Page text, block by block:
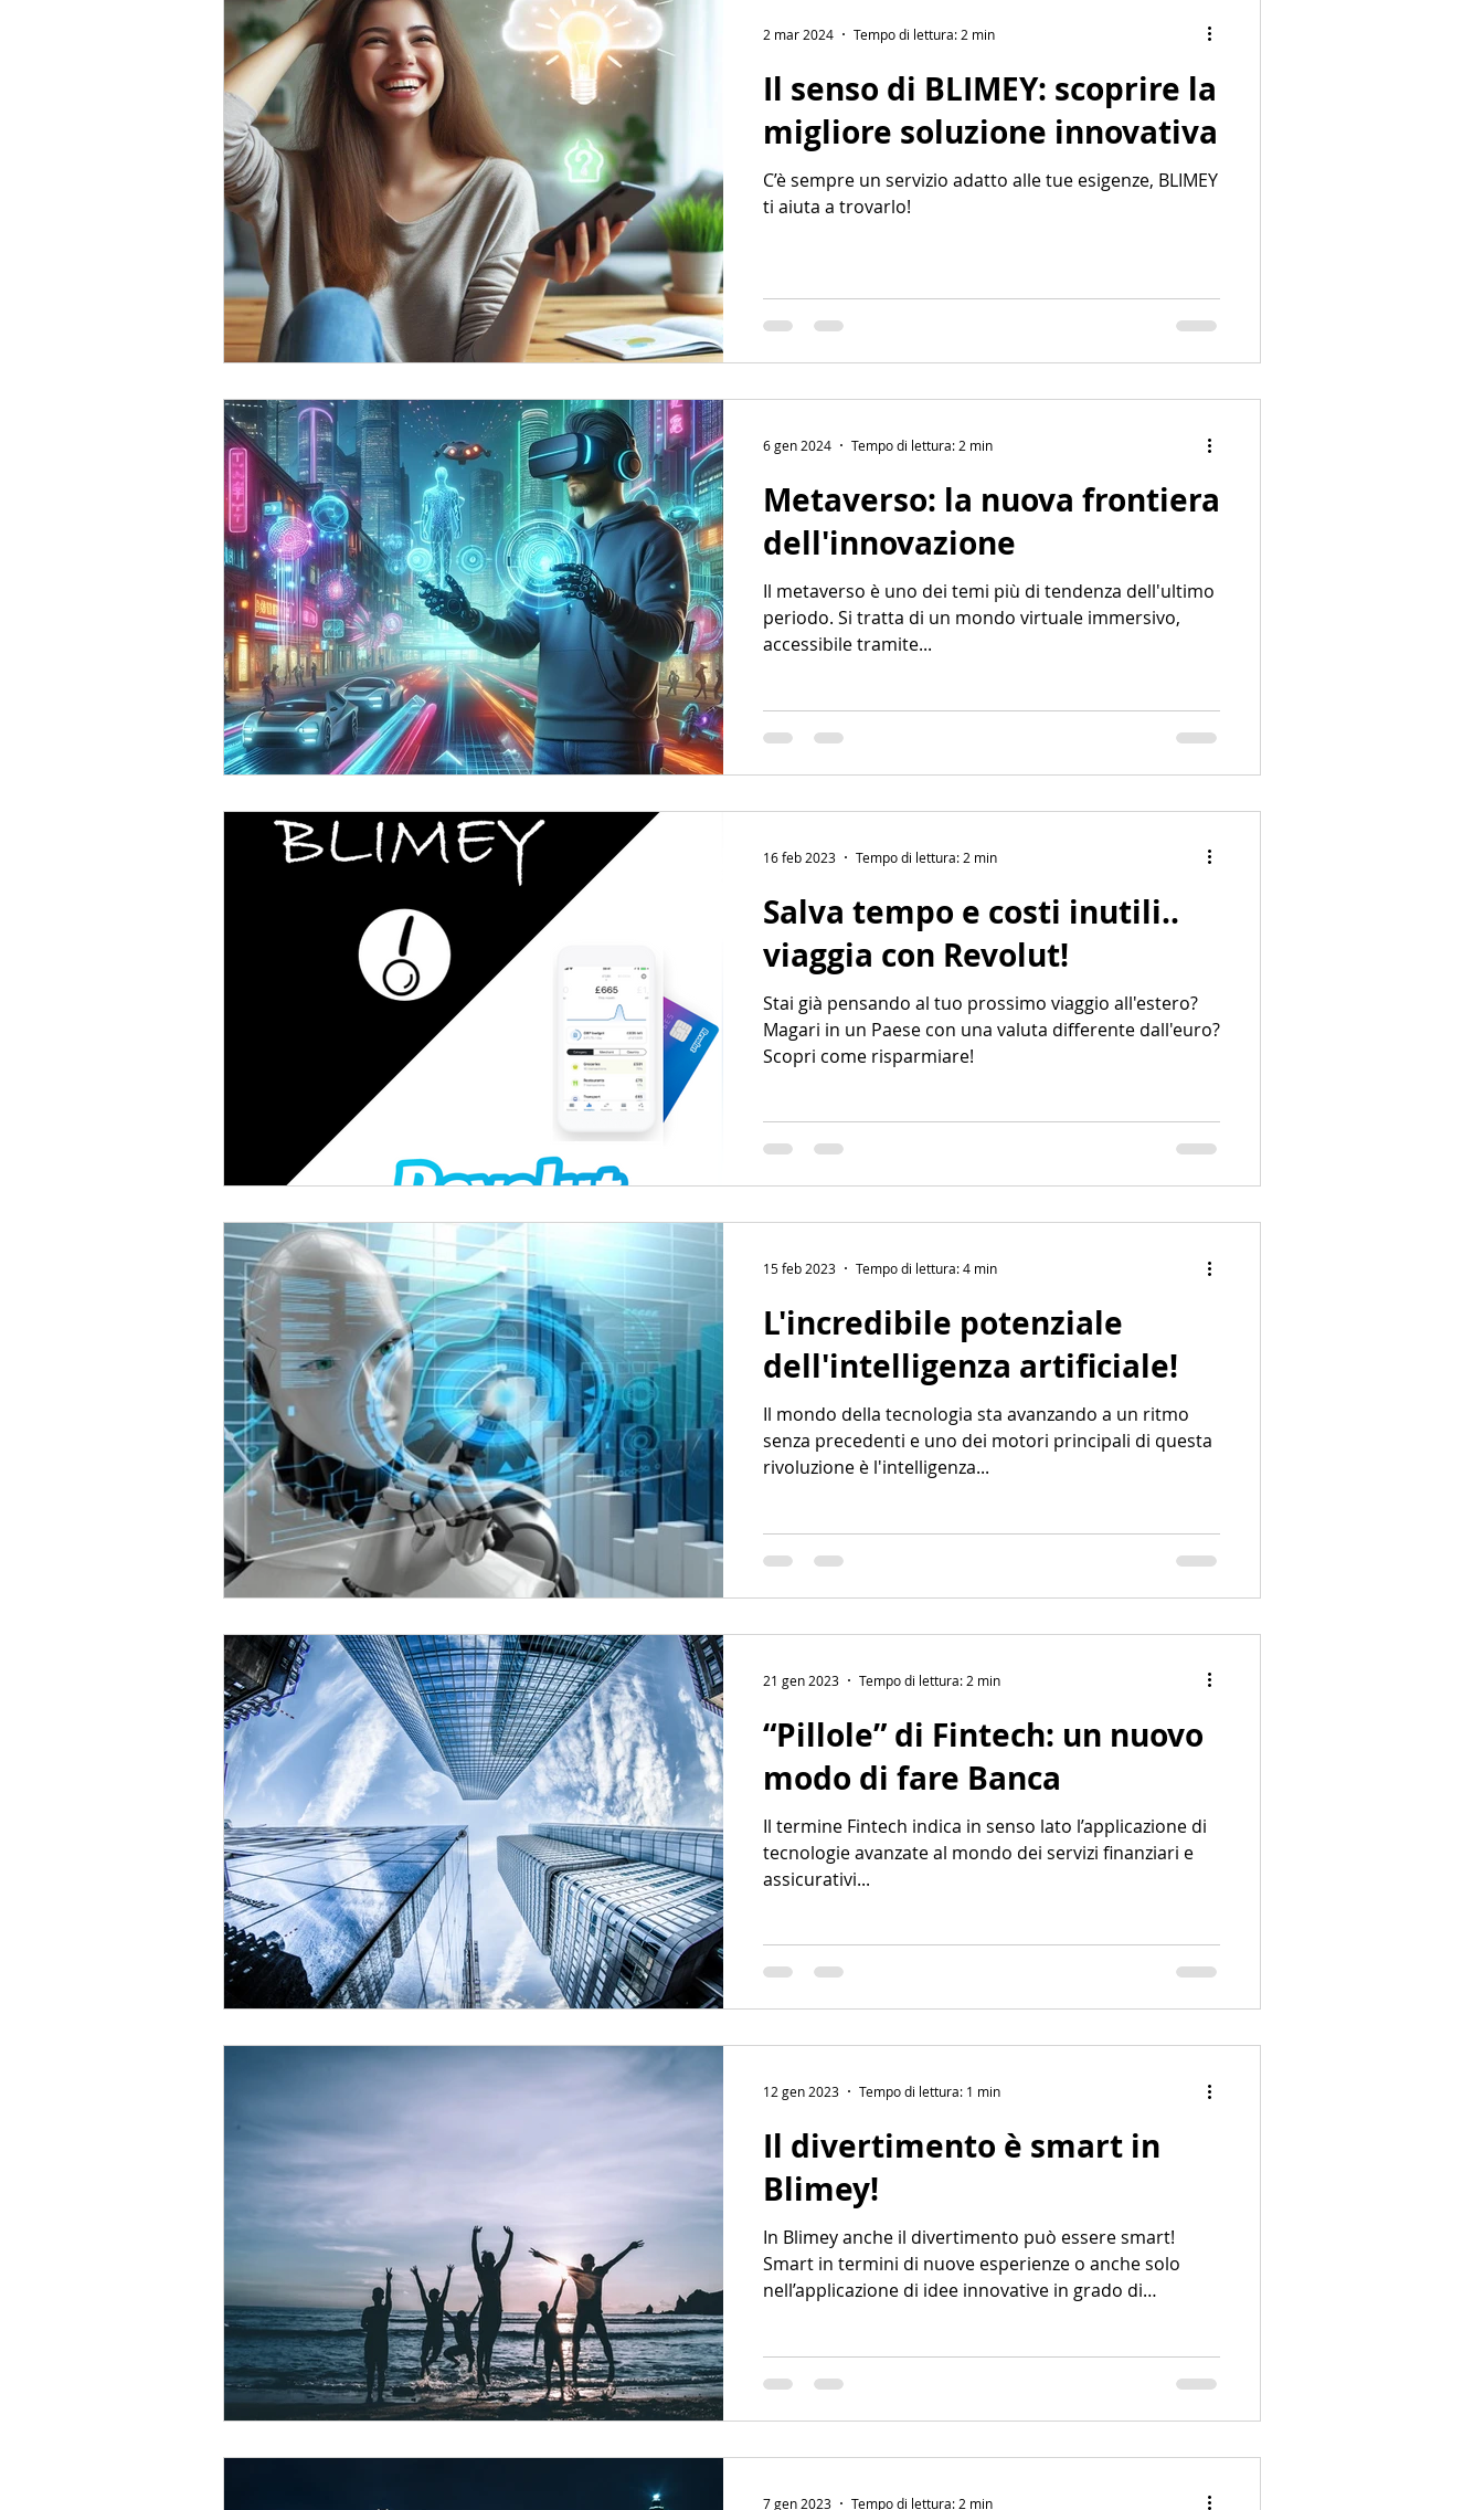
Il senso di BLIMEY: scoprire la
migliore soluzione innovativa
C’è sempre un servizio adatto alle tue esigenze, BLIMEY
ti aiuta a trovarlo!
2 mar 2024 Tempo di lettura: 2 min
Metaverso: la nuova frontiera
dell'innovazione
Il metaverso è uno dei temi più di tendenza dell'ultimo
periodo. Si tratta di un mondo virtuale immersivo,
accessibile tramite...
6 gen 2024 Tempo di lettura: 2 min
Salva tempo e costi inutili..
viaggia con Revolut!
Stai già pensando al tuo prossimo viaggio all'estero?
Magari in un Paese con una valuta differente dall'euro?
Scopri come risparmiare!
16 feb 2023 Tempo di lettura: 2 min
L'incredibile potenziale
dell'intelligenza artificiale!
Il mondo della tecnologia sta avanzando a un ritmo
senza precedenti e uno dei motori principali di questa
rivoluzione è l'intelligenza...
15 feb 2023 Tempo di lettura: 4 min
“Pillole” di Fintech: un nuovo
modo di fare Banca
Il termine Fintech indica in senso lato l’applicazione di
tecnologie avanzate al mondo dei servizi finanziari e
assicurativi...
21 gen 2023 Tempo di lettura: 2 min
Il divertimento è smart in
Blimey!
In Blimey anche il divertimento può essere smart!
Smart in termini di nuove esperienze o anche solo
nell’applicazione di idee innovative in grado di
12 gen 2023 Tempo di lettura: 1 min
7 gen 2023 Tempo di lettura: 2 min